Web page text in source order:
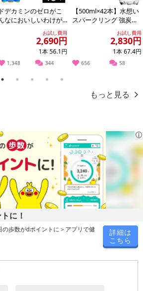
はお受けできません。
ずご確認いただき、お届けする商品セット
えでお申し込みください。
た上でお申込みください。なお、本理由
セル・返品交換は対応いたしかねます。
金合算払い、クレジットカード払い、dポ
ます。
いて】
の同梱、お届けの日時指定はいたしかね
定は、お受けできません。宅配業者からの
ドデカミンのゼロがこ
なにおいしいわけが
お試し費用
2,690円
1本 56.1円
1,348 344
【500ml×42本】水想い
スパークリング 強炭酸
水 500ml ラベルレスお試し費用
2,830円
1本 67.4円
656 58
1 2 3 4 5
もっと見る
に！
の歩数がdポイントに＞アプリで健
詳細は
こちら